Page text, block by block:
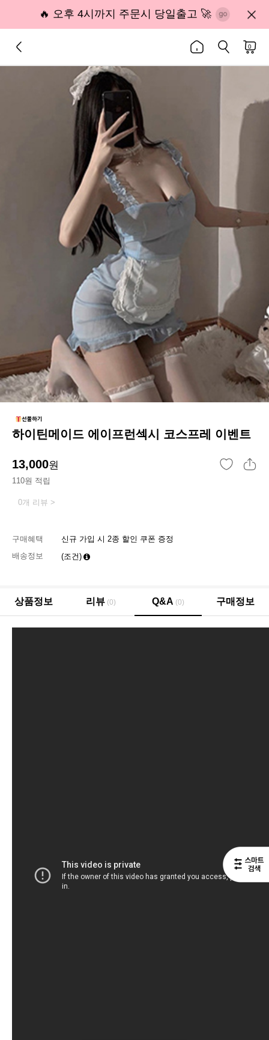
🔥 오후 4시까지 주문시 당일출고 🚀
0
하이틴메이드 에이프런섹시 코스프레 이벤트
13,000원
110원 적립
0개 리뷰 >
구매혜택
신규 가입 시 2종 할인 쿠폰 증정
배송정보
(조건)
상품정보 리뷰 (0) Q&A (0) 구매정보